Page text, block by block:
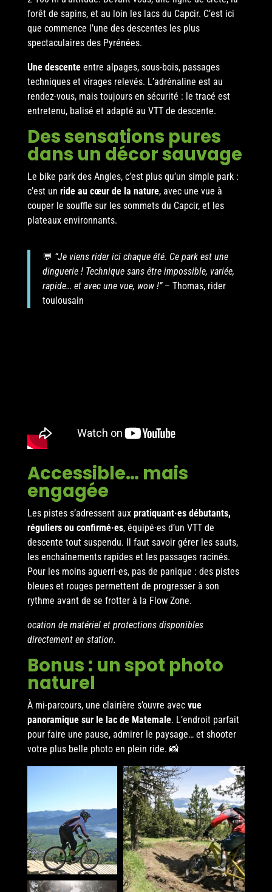
forêt de sapins, et au loin les lacs du Capcir. C’est ici
que commence l’une des descentes les plus
spectaculaires des Pyrénées.
Une descenteentre alpages, sous-bois, passages
techniques et virages relevés. L’adrénaline est au
rendez-vous, mais toujours en sécurité : le tracé est
entretenu, balisé et adapté au VTT de descente.
Des sensations pures
dans un décor sauvage
Le bike park des Angles, c’est plus qu’un simple park :
c’est un ride au cœur de la nature, avec une vue à
couper le souffle sur les sommets du Capcir, et les
plateaux environnants.
💬 “Je viens rider ici chaque été. Ce park est une
dinguerie ! Technique sans être impossible, variée,
rapide… et avec une vue, wow !”– Thomas, rider
toulousain
Accessible… mais
engagée
Les pistes s’adressent aux pratiquant·es débutants,
réguliers ou confirmé·es, équipé·es d’un VTT de
descente tout suspendu. Il faut savoir gérer les sauts,
les enchaînements rapides et les passages racinés.
Pour les moins aguerri·es, pas de panique : des pistes
bleues et rouges permettent de progresser à son
rythme avant de se frotter à la Flow Zone.
ocation de matériel et protections disponibles
directement en station.
Bonus : un spot photo
naturel
À mi-parcours, une clairière s’ouvre avec vue
panoramique sur le lac de Matemale. L’endroit parfait
pour faire une pause, admirer le paysage… et shooter
votre plus belle photo en plein ride. 📸